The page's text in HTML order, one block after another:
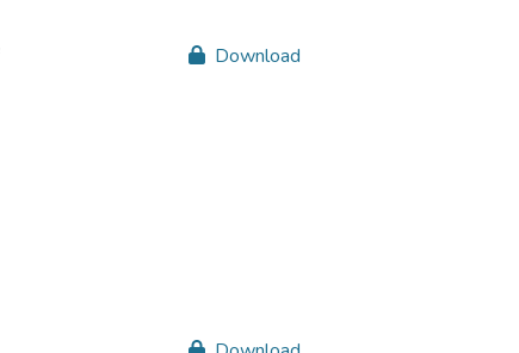
Download